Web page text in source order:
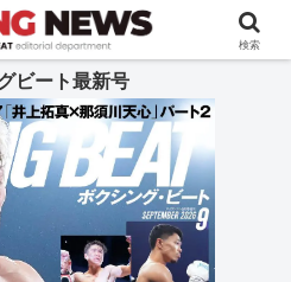
ング・ビート] 公式サイト
ビート最新号
検索